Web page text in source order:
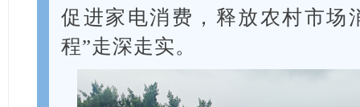
促进家电消费，释放农村市场
程”走深走实。